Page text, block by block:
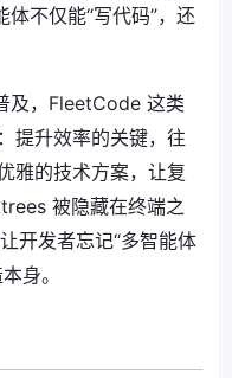
不仅能“写代码”，还
及，FleetCode 这类
提升效率的关键，往
雅的技术方案，让复
被隐藏在终端之
开发者忘记“多智能体
身。